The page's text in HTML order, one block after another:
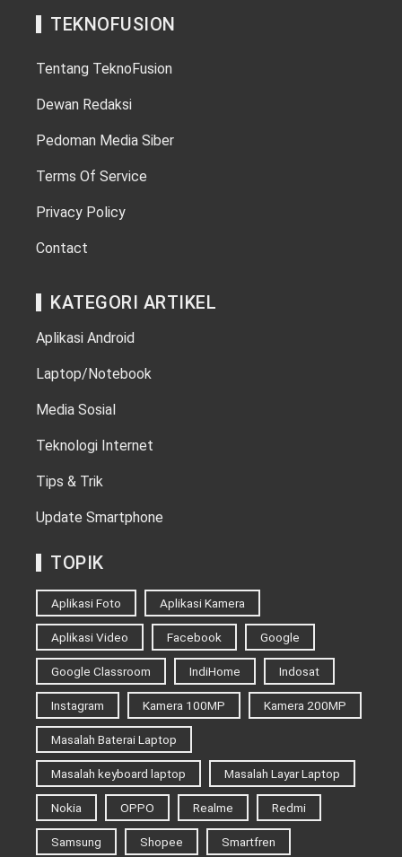
TEKNOFUSION
Tentang TeknoFusion
Dewan Redaksi
Pedoman Media Siber
Terms Of Service
Privacy Policy
Contact
KATEGORI ARTIKEL
Aplikasi Android
Laptop/Notebook
Media Sosial
Teknologi Internet
Tips & Trik
Update Smartphone
TOPIK
Aplikasi Foto Aplikasi Kamera
Aplikasi Video Facebook Google
Google Classroom IndiHome Indosat
Instagram Kamera 100MP Kamera 200MP
Masalah Baterai Laptop
Masalah keyboard laptop Masalah Layar Laptop
Nokia OPPO Realme Redmi
Samsung Shopee Smartfren